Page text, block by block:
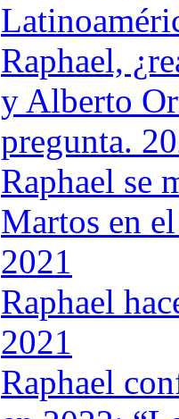
Raphael,
y Alberto
pregunta.
Raphael se
Martos en
2021
Raphael
2021
Raphael